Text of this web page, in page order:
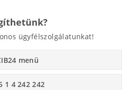
ügyfélszolgálatunkat!
menü
1 4 242 242